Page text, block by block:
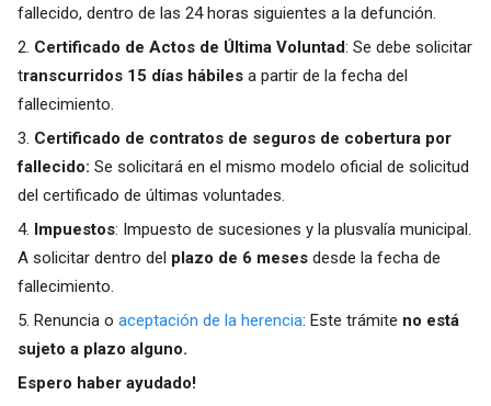
fallecido, dentro de las 24 horas siguientes a la defunción.
2. Certificado de Actos de Última Voluntad: Se debe solicitar
transcurridos 15 días hábilesa partir de la fecha del
fallecimiento.
3. Certificado de contratos de seguros de cobertura por
fallecido: Se solicitará en el mismo modelo oficial de solicitud
del certificado de últimas voluntades.
4. Impuestos: Impuesto de sucesiones y la plusvalía municipal.
A solicitar dentro del plazo de 6 mesesdesde la fecha de
fallecimiento.
5. Renuncia o aceptación de la herencia: Este trámite no está
sujeto a plazo alguno.
Espero haber ayudado!